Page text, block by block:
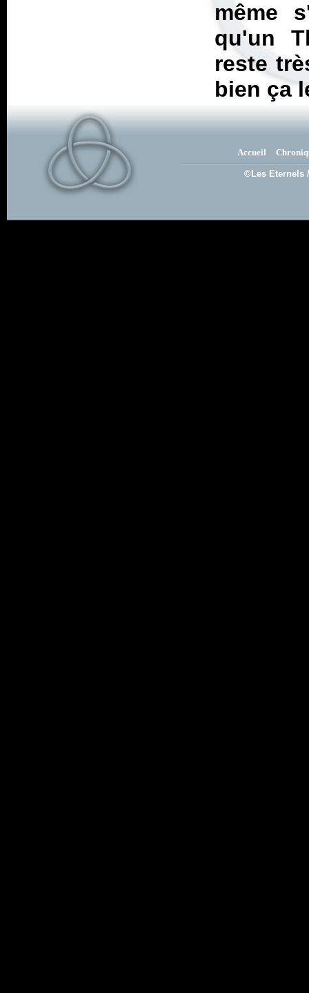
même
qu'un
reste
bien ça
Accueil
©Les Eternels